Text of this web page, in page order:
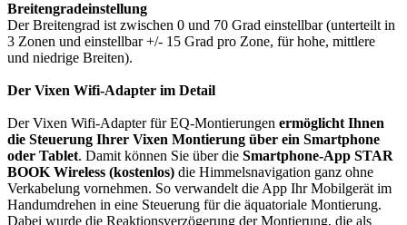
Breitengradeinstellung
Der Breitengrad ist zwischen 0 und 70 Grad einstellbar (unterteilt in
3 Zonen und einstellbar +/- 15 Grad pro Zone, für hohe, mittlere
und niedrige Breiten).
Der Vixen Wifi-Adapter im Detail
Der Vixen Wifi-Adapter für EQ-Montierungen ermöglicht Ihnen
die Steuerung Ihrer Vixen Montierung über ein Smartphone
oder Tablet. Damit können Sie über die Smartphone-App STAR
BOOK Wireless (kostenlos) die Himmelsnavigation ganz ohne
Verkabelung vornehmen. So verwandelt die App Ihr Mobilgerät im
Handumdrehen in eine Steuerung für die äquatoriale Montierung.
Dabei wurde die Reaktionsverzögerung der Montierung, die als